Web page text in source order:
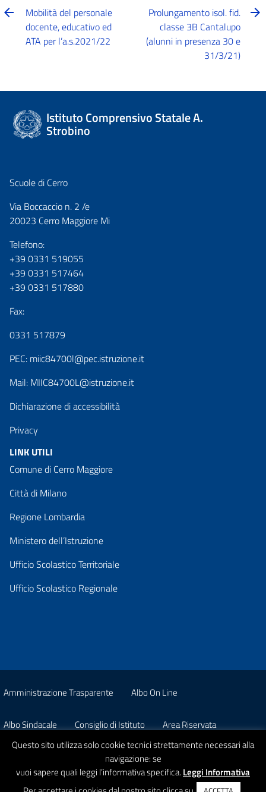
Mobilità del personale
docente, educativo ed
ATA per l’a.s.2021/22
Prolungamento isol. fid.
classe 3B Cantalupo
(alunni in presenza 30 e
31/3/21)
Istituto Comprensivo Statale A.
Strobino
Scuole di Cerro
Via Boccaccio n. 2 /e
20023 Cerro Maggiore Mi
Telefono:
+39 0331 519055
+39 0331 517464
+39 0331 517880
Fax:
0331 517879
PEC: miic84700l@pec.istruzione.it
Mail: MIIC84700L@istruzione.it
Dichiarazione di accessibilità
Privacy
LINK UTILI
Comune di Cerro Maggiore
Città di Milano
Regione Lombardia
Ministero dell’Istruzione
Ufficio Scolastico Territoriale
Ufficio Scolastico Regionale
Amministrazione Trasparente Albo On Line
Albo Sindacale Consiglio di Istituto Area Riservata
© 2026 Istituto Comprensivo Statale A. Strobino
Questo sito utilizza solo cookie tecnici strettamente necessari alla
navigazione: se
vuoi sapere quali leggi l’informativa specifica. Leggi Informativa